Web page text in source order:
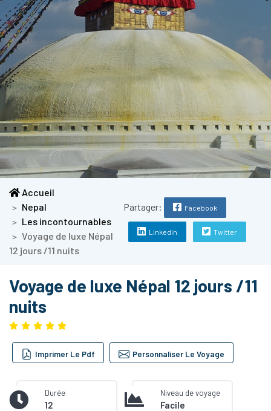
Accueil
Nepal
Les incontournables
Voyage de luxe Népal
12 jours /11 nuits
Partager: Facebook
Linkedin Twitter
Voyage de luxe Népal 12 jours /11
nuits
Imprimer Le Pdf Personnaliser Le Voyage
Durée
12
Niveau de voyage
Facile